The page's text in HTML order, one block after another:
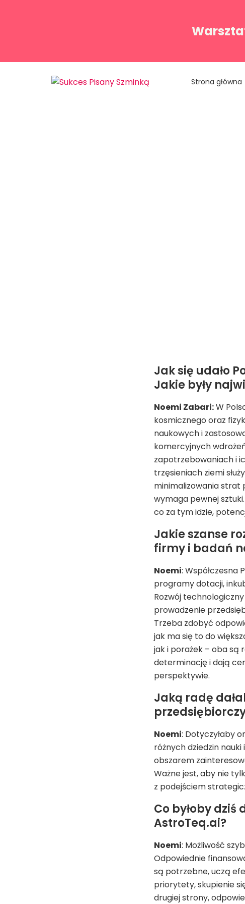
Strona główna
Jak się udało
Jakie były
Noemi Zabari:W
kosmicznego oraz
naukowych i
komercyjnych
zapotrzebowaniach i
trzęsieniach ziemi
minimalizowania strat
wymaga pewnej
co za tym idzie,
Jakie szanse
firmy i badań
Noemi: Współczesna
programy dotacji,
Rozwój
prowadzenie
Trzeba zdobyć
jak ma się to do
jak i porażek – oba są
determinację i dają
perspektywie.
Jaką radę
Noemi: Dotyczyłaby
różnych dziedzin
obszarem
Ważne jest, aby nie
z podejściem
Co byłoby
AstroTeq.ai?
Noemi: Możliwość
Odpowiednie
są potrzebne, uczą
priorytety, skupienie
drugiej strony,